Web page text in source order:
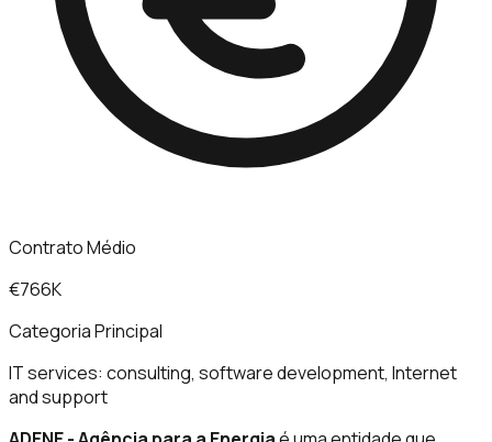
Contrato Médio
€766K
Categoria Principal
IT services: consulting, software development, Internet
and support